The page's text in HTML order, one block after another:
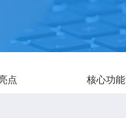
管家婆掌上工厂
点 核心功能